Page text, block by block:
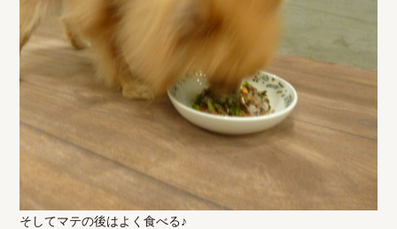
そしてマテの後はよく食べる♪